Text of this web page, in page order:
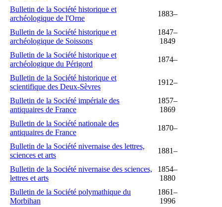
Bulletin de la Société historique et
archéologique de l'Orne
1883–
Bulletin de la Société historique et
archéologique de Soissons
1847–
1849
Bulletin de la Société historique et
archéologique du Périgord
1874–
Bulletin de la Société historique et
scientifique des Deux-Sèvres
1912–
Bulletin de la Société impériale des
antiquaires de France
1857–
1869
Bulletin de la Société nationale des
antiquaires de France
1870–
Bulletin de la Société nivernaise des lettres,
sciences et arts
1881–
Bulletin de la Société nivernaise des sciences,
lettres et arts
1854–
1880
Bulletin de la Société polymathique du
Morbihan
1861–
1996